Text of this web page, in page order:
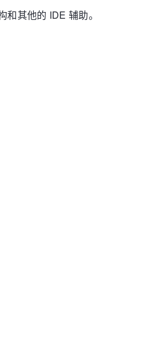
其他的 IDE 辅助。